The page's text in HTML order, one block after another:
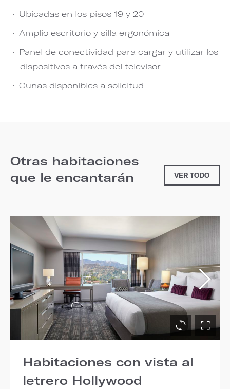
Ubicadas en los pisos 19 y 20
Amplio escritorio y silla ergonómica
Panel de conectividad para cargar y utilizar los
dispositivos a través del televisor
Cunas disponibles a solicitud
Otras habitaciones
que le encantarán
VER TODO
Habitaciones con vista al
letrero Hollywood